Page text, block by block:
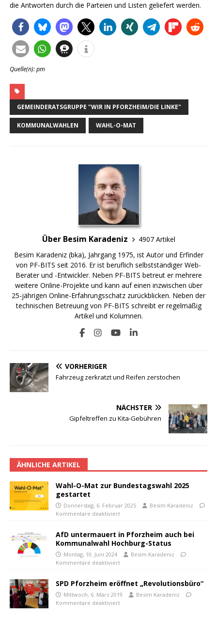
die Antworten durch die Parteien und Listen geliefert werden.
Quelle(n): pm
GEMEINDERATSGRUPPE "WIR IN PFORZHEIM/DIE LINKE"
KOMMUNALWAHLEN WAHL-O-MAT
Über Besim Karadeniz
4907 Artikel
Besim Karadeniz (bka), Jahrgang 1975, ist Autor und Erfinder
von PF-BITS seit 2016. Er ist beruflich selbstständiger Web-
Berater und -Entwickler. Neben PF-BITS betreut er mehrere
weitere Online-Projekte und kann auf einen inzwischen über
25-jährigen Online-Erfahrungsschatz zurückblicken. Neben der
technischen Betreuung von PF-BITS schreibt er regelmäßig
Artikel und Kolumnen.
VORHERIGER
Fahrzeug zerkratzt und Reifen zerstochen
NÄCHSTER
Gipfeltreffen zu Kita-Gebühren
ÄHNLICHE ARTIKEL
Wahl-O-Mat zur Bundestagswahl 2025
gestartet
Donnerstag, 6. Februar 2025
Besim Karadeniz
Kommentare deaktiviert
AfD untermauert in Pforzheim auch bei
Kommunalwahl Hochburg-Status
Montag, 10. Juni 2024
Besim Karadeniz
Kommentare deaktiviert
SPD Pforzheim eröffnet „Revolutionsbüro“
Mittwoch, 6. März 2019
Besim Karadeniz
Kommentare deaktiviert